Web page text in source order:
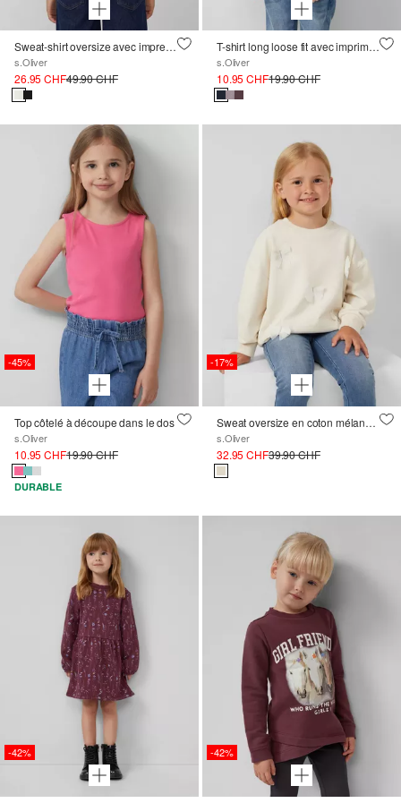
Sweat-shirt oversize avec impression sur les manches et le dos
s.Oliver
26.95 CHF49.90 CHF
T-shirt long loose fit avec imprimé mousse
s.Oliver
10.95 CHF19.90 CHF
-45%
Top côtelé à découpe dans le dos
s.Oliver
10.95 CHF19.90 CHF
DURABLE
-17%
Sweat oversize en coton mélangé avec applications de nœuds
s.Oliver
32.95 CHF39.90 CHF
-42% -42%